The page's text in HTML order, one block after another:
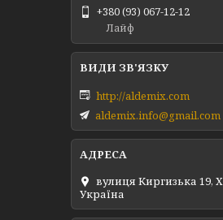
+380 (93) 067-12-12
Лайф
http://aldemix.com
aldemix.info@gmail.com
вулиця Киргизька 19,
Україна